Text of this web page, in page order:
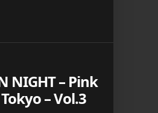
NIGHT – Pink
– Vol.3